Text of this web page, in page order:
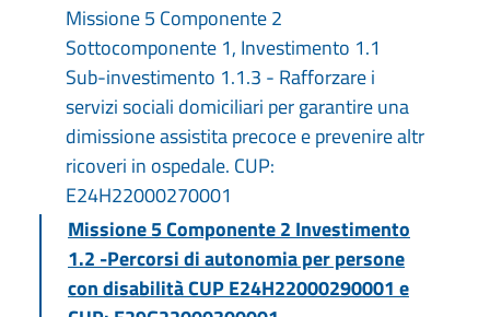
Missione 5 Componente 2
Sottocomponente 1, Investimento 1.1
Sub-investimento 1.1.3 - Rafforzare i
servizi sociali domiciliari per garantire una
dimissione assistita precoce e prevenire altr
ricoveri in ospedale. CUP:
E24H22000270001
Missione 5 Componente 2 Investimento
1.2 -Percorsi di autonomia per persone
con disabilità CUP E24H22000290001 e